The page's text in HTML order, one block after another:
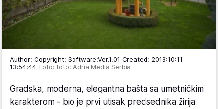
Author: Copyright: Software:Ver.1.01 Created: 2013:10:11
13:54:44 Foto: foto: Adria Media Serbia
Gradska, moderna, elegantna bašta sa umetničkim
karakterom - bio je prvi utisak predsednika žirija